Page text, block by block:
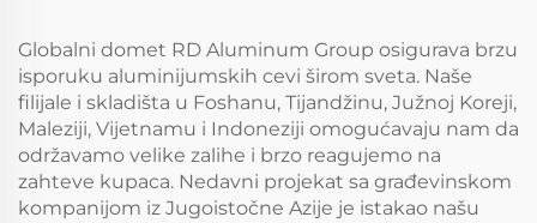
Globalni domet RD Aluminum Group osigurava brzu
isporuku aluminijumskih cevi širom sveta. Naše
filijale i skladišta u Foshanu, Tijandžinu, Južnoj Koreji,
Maleziji, Vijetnamu i Indoneziji omogućavaju nam da
održavamo velike zalihe i brzo reagujemo na
zahteve kupaca. Nedavni projekat sa građevinskom
kompanijom iz Jugoistočne Azije je istakao našu